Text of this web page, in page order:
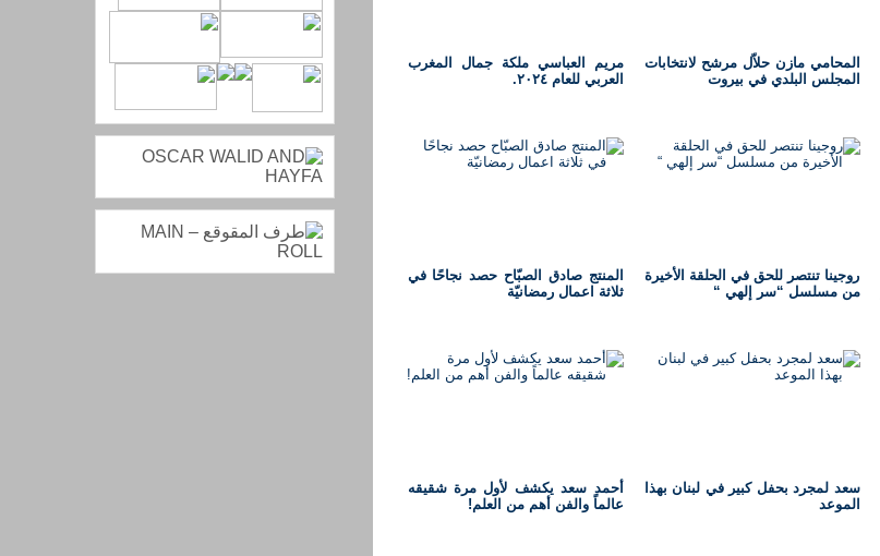
المحامي مازن حلاّل مرشح لانتخابات
المجلس البلدي في بيروت
مريم العباسي ملكة جمال المغرب
العربي للعام ٢٠٢٤.
روجينا تنتصر للحق في الحلقة الأخيرة
من مسلسل “سر إلهي “
المنتج صادق الصبّاح حصد نجاحًا في
ثلاثة اعمال رمضانيّة
سعد لمجرد بحفل كبير في لبنان بهذا
الموعد
أحمد سعد يكشف لأول مرة شقيقه
عالماً والفن أهم من العلم!